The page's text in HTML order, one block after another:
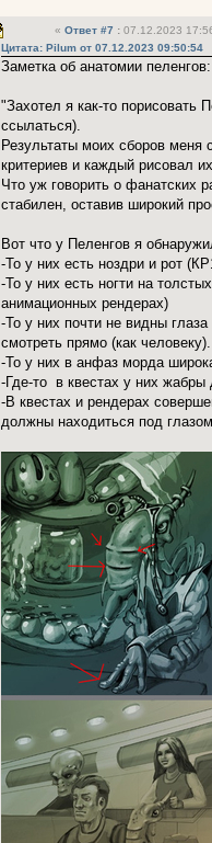
« Ответ #7 : 07.12.2023
Цитата: Pilum от 07.12.2023 09:50:54
Заметка об анатомии пеленгов:
"Захотел я как-то порисовать
ссылаться).
Результаты моих сборов меня
критериев и каждый рисовал
Что уж говорить о фанатских
стабилен, оставив широкий
Вот что у Пеленгов я
-То у них есть ноздри и рот
-То у них есть ногти на
анимационных рендерах)
-То у них почти не видны
смотреть прямо (как человеку).
-То у них в анфаз морда
-Где-то в квестах у них
-В квестах и рендерах
должны находиться под